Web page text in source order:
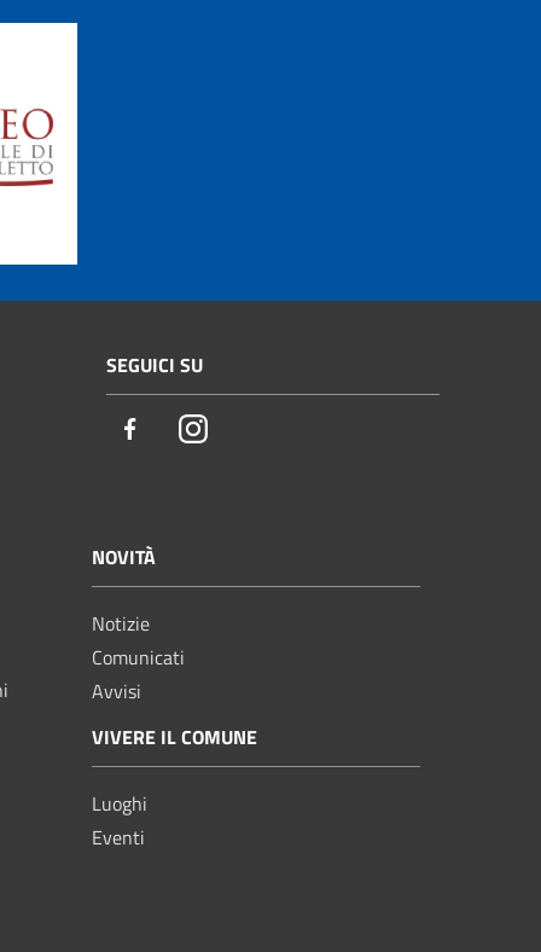
SEGUICI SU
FacebookInstagram
NOVITÀ
Notizie
Comunicati
Avvisi
VIVERE IL COMUNE
Luoghi
Eventi